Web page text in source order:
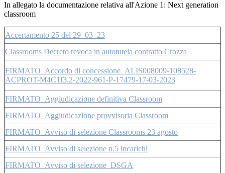
In allegato la documentazione relativa all'Azione 1: Next generation
classroom
Accertamento 25 del 29_03_23
Classrooms Decreto revoca in autotutela contratto Crozza
FIRMATO_Accordo di concessione_ALIS008009-108528-
ACPROT-M4C1I3.2-2022-961-P-17479-17-03-2023
FIRMATO_Aggiudicazione definitiva Classroom
FIRMATO_Aggiudicazione provvisoria Classroom
FIRMATO_Avviso di selezione Classrooms 23 agosto
FIRMATO_Avviso di selezione n.5 incarichi
FIRMATO_Avviso di selezione_DSGA